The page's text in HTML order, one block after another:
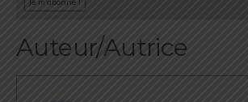
Auteur/Autrice